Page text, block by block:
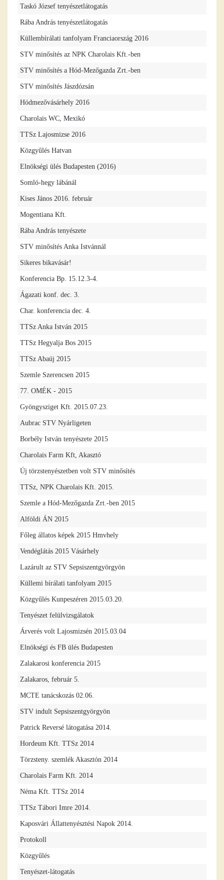
Taskó József tenyészetlátogatás
Rába András tenyészetlátogatás
Küllembírálati tanfolyam Franciaország 2016
STV minősítés az NPK Charolais Kft.-ben
STV minősítés a Hód-Mezőgazda Zrt.-ben
STV minősítés Jászdózsán
Hódmezővásárhely 2016
Charolais WC, Mexikó
TTSz Lajosmizse 2016
Közgyűlés Hatvan
Elnökségi ülés Budapesten (2016)
Somló-hegy lábánál
Kises János 2016. február
Mogentiana Kft.
Rába András tenyészete
STV minősítés Anka Istvánnál
Sikeres bikavásár!
Konferencia Bp. 15.12.3-4.
Ágazati konf. dec. 3.
Char. konferencia dec. 4.
TTSz Anka István 2015
TTSz Hegyalja Bos 2015
TTSz Abaúj 2015
Szemle Szerencsen 2015
77. OMÉK - 2015
Gyöngysziget Kft. 2015.07.23.
Aubrac STV Nyárligeten
Borbély István tenyészete 2015
Charolais Farm Kft, Akasztó
Új törzstenyészetben volt STV minősítés
TTSz, NPK Charolais Kft. 2015.
Szemle a Hód-Mezőgazda Zrt.-ben 2015
Alföldi ÁN 2015
Főleg állatos képek 2015 Hmvhely
Vendéglátás 2015 Vásárhely
Lazárult az STV Sepsiszentgyörgyön
Küllemi bírálati tanfolyam 2015
Közgyűlés Kunpeszéren 2015.03.20.
Tenyészet felülvizsgálatok
Árverés volt Lajosmizsén 2015.03.04
Elnökségi és FB ülés Budapesten
Zalakarosi konferencia 2015
Zalakaros, február 5.
MCTE tanácskozás 02.06.
STV indult Sepsiszentgyörgyön
Patrick Reversé látogatása 2014.
Hordeum Kft. TTSz 2014
Törzsteny. szemlék Akasztón 2014
Charolais Farm Kft. 2014
Néma Kft. TTSz 2014
TTSz Tábori Imre 2014.
Kaposvári Állattenyésztési Napok 2014.
Protokoll
Közgyűlés
Tenyészet-látogatás